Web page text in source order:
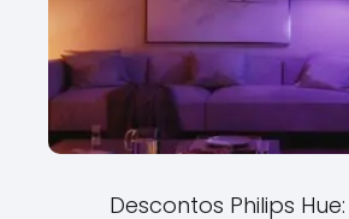
Descontos Philips